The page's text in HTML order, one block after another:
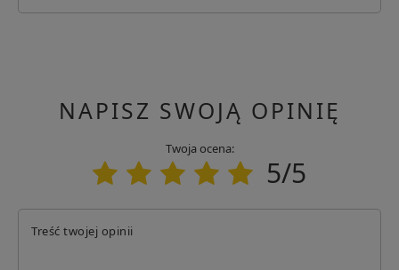
NAPISZ SWOJĄ OPINIĘ
Twoja ocena:
5/5
Treść twojej opinii